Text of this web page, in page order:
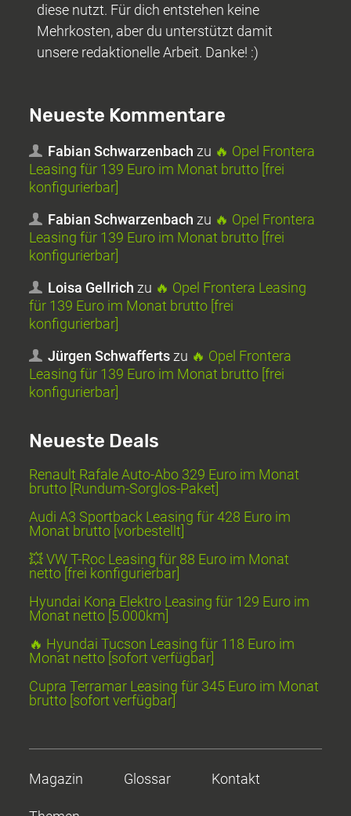
diese nutzt. Für dich entstehen keine
Mehrkosten, aber du unterstützt damit
unsere redaktionelle Arbeit. Danke! :)
Neueste Kommentare
Fabian Schwarzenbach zu 🔥 Opel Frontera
Leasing für 139 Euro im Monat brutto [frei
konfigurierbar]
Fabian Schwarzenbach zu 🔥 Opel Frontera
Leasing für 139 Euro im Monat brutto [frei
konfigurierbar]
Loisa Gellrich zu 🔥 Opel Frontera Leasing
für 139 Euro im Monat brutto [frei
konfigurierbar]
Jürgen Schwafferts zu 🔥 Opel Frontera
Leasing für 139 Euro im Monat brutto [frei
konfigurierbar]
Neueste Deals
Renault Rafale Auto-Abo 329 Euro im Monat
brutto [Rundum-Sorglos-Paket]
Audi A3 Sportback Leasing für 428 Euro im
Monat brutto [vorbestellt]
💥 VW T-Roc Leasing für 88 Euro im Monat
netto [frei konfigurierbar]
Hyundai Kona Elektro Leasing für 129 Euro im
Monat netto [5.000km]
🔥 Hyundai Tucson Leasing für 118 Euro im
Monat netto [sofort verfügbar]
Cupra Terramar Leasing für 345 Euro im Monat
brutto [sofort verfügbar]
Magazin Glossar Kontakt